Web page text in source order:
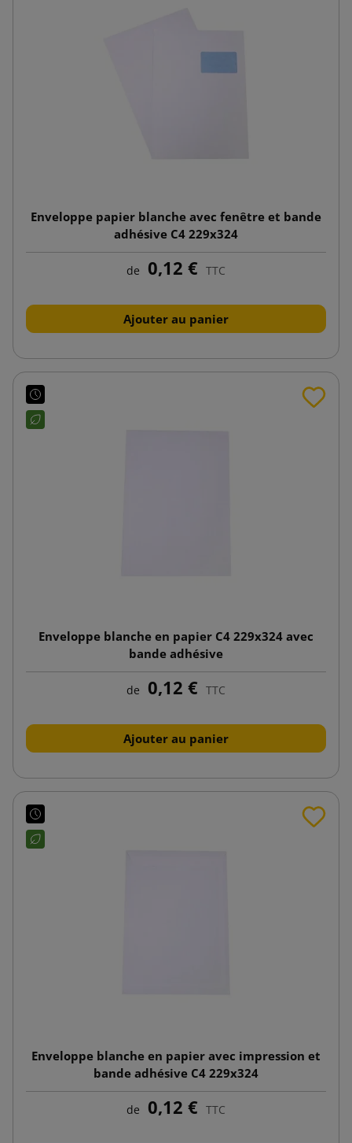
Enveloppe papier blanche avec fenêtre et bande
adhésive C4 229x324
de 0,12 € TTC
Ajouter au panier
Enveloppe blanche en papier C4 229x324 avec
bande adhésive
de 0,12 € TTC
Ajouter au panier
Enveloppe blanche en papier avec impression et
bande adhésive C4 229x324
de 0,12 € TTC